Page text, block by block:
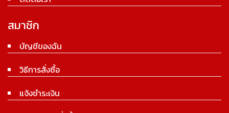
สมาชิก
บัญชีของฉัน
วิธีการสั่งซื้อ
แจ้งชำระเงิน